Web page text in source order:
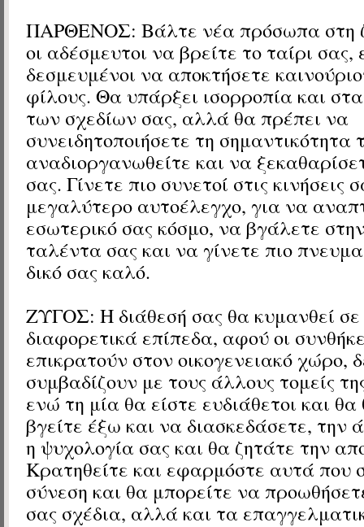
ΠΑΡΘΕΝΟΣ: Βάλτε νέα πρόσωπα στη
οι αδέσμευτοι να βρείτε το ταίρι σας,
δεσμευμένοι να αποκτήσετε
φίλους. Θα υπάρξει ισορροπία και
των σχεδίων σας, αλλά θα πρέπει να
συνειδητοποιήσετε τη σημαντικότητα
αναδιοργανωθείτε και να
σας. Γίνετε πιο συνετοί στις κινήσεις
μεγαλύτερο αυτοέλεγχο, για να
εσωτερικό σας κόσμο, να βγάλετε
ταλέντα σας και να γίνετε πιο
δικό σας καλό.
ΖΥΓΟΣ: Η διάθεσή σας θα κυμανθεί
διαφορετικά επίπεδα, αφού οι
επικρατούν στον οικογενειακό χώρο,
συμβαδίζουν με τους άλλους τομείς
ενώ τη μία θα είστε ευδιάθετοι και
βγείτε έξω και να διασκεδάσετε, την
η ψυχολογία σας και θα ζητάτε την
Κρατηθείτε και εφαρμόστε αυτά που
σύνεση και θα μπορείτε να
σας σχέδια, αλλά και τα